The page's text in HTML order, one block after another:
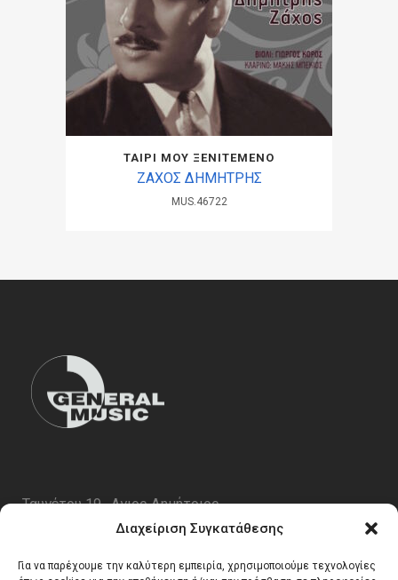
Διαχείριση Συγκατάθεσης
Για να παρέχουμε την καλύτερη εμπειρία, χρησιμοποιούμε τεχνολογίες
ΤΑΙΡΙ ΜΟΥ ΞΕΝΙΤΕΜΕΝΟ
ΖΑΧΟΣ ΔΗΜΗΤΡΗΣ
MUS.46722
Ταυγέτου 19 , Αγιος Δημήτριος
email:info@generalmusic.gr